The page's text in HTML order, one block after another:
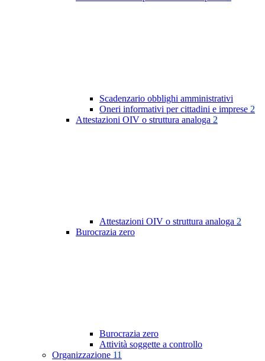
Scadenzario obblighi amministrativi
Oneri informativi per cittadini e imprese 2
Attestazioni OIV o struttura analoga 2
Attestazioni OIV o struttura analoga 2
Burocrazia zero
Burocrazia zero
Attività soggette a controllo
Organizzazione 11